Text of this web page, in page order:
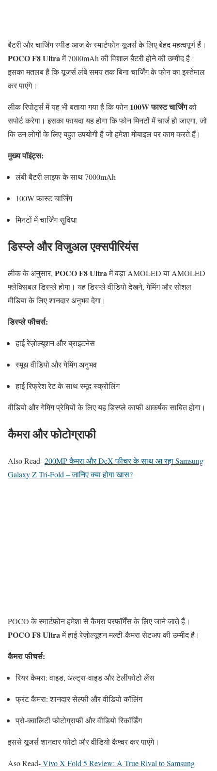
बैटरी और चार्जिंग स्पीड आज के स्मार्टफोन यूजर्स के लिए बेहद महत्वपूर्ण हैं।
POCO F8 Ultraमें 7000mAh की विशाल बैटरी होने की उम्मीद है।
इसका मतलब है कि यूजर्स लंबे समय तक बिना चार्जिंग के फोन का इस्तेमाल
कर पाएंगे।
लीक रिपोर्ट्स में यह भी बताया गया है कि फोन100W फास्ट चार्जिंगको
सपोर्ट करेगा। इसका फायदा यह होगा कि फोन मिनटों में चार्ज हो जाएगा, जो
कि उन लोगों के लिए बहुत उपयोगी है जो हमेशा मोबाइल पर काम करते हैं।
मुख्य पॉइंट्स:
लंबी बैटरी लाइफ के साथ 7000mAh
100W फास्ट चार्जिंग
मिनटों में चार्जिंग सुविधा
डिस्प्ले और विजुअल एक्सपीरियंस
लीक के अनुसार, POCO F8 Ultraमें बड़ा AMOLED या AMOLED
फ्लेक्सिबल डिस्प्ले होगा। यह डिस्प्ले वीडियो देखने, गेमिंग और सोशल
मीडिया के लिए शानदार अनुभव देगा।
डिस्प्ले फीचर्स:
हाई रेज़ोल्यूशन और ब्राइटनेस
स्मूथ वीडियो और गेमिंग अनुभव
हाई रिफ्रेश रेट के साथ स्मूद स्क्रोलिंग
वीडियो और गेमिंग प्रेमियों के लिए यह डिस्प्ले काफी आकर्षक साबित होगा।
कैमरा और फोटोग्राफी
Also Read-200MP कैमरा और DeX फीचर के साथ आ रहा Samsung
Galaxy Z Tri-Fold – जानिए क्या होगा खास?
POCO के स्मार्टफोन हमेशा से कैमरा परफॉर्मेंस के लिए जाने जाते हैं।
POCO F8 Ultraमें हाई-रेज़ोल्यूशन मल्टी-कैमरा सेटअप की उम्मीद है।
कैमरा फीचर्स:
रियर कैमरा: वाइड, अल्ट्रा-वाइड और टेलीफोटो लेंस
फ्रंट कैमरा: शानदार सेल्फी और वीडियो कॉलिंग
प्रो-क्वालिटी फोटोग्राफी और वीडियो रिकॉर्डिंग
इससे यूजर्स शानदार फोटो और वीडियो कैप्चर कर पाएंगे।
Aso Read-Vivo X Fold 5 Review: A True Rival to Samsung